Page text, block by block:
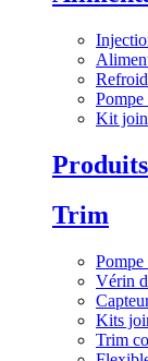
Pompe
Kit
Trim
Vérin
Kits
Trim